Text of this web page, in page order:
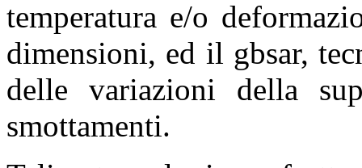
temperatura e/o
dimensioni, ed il gbsar,
delle variazioni della
smottamenti.